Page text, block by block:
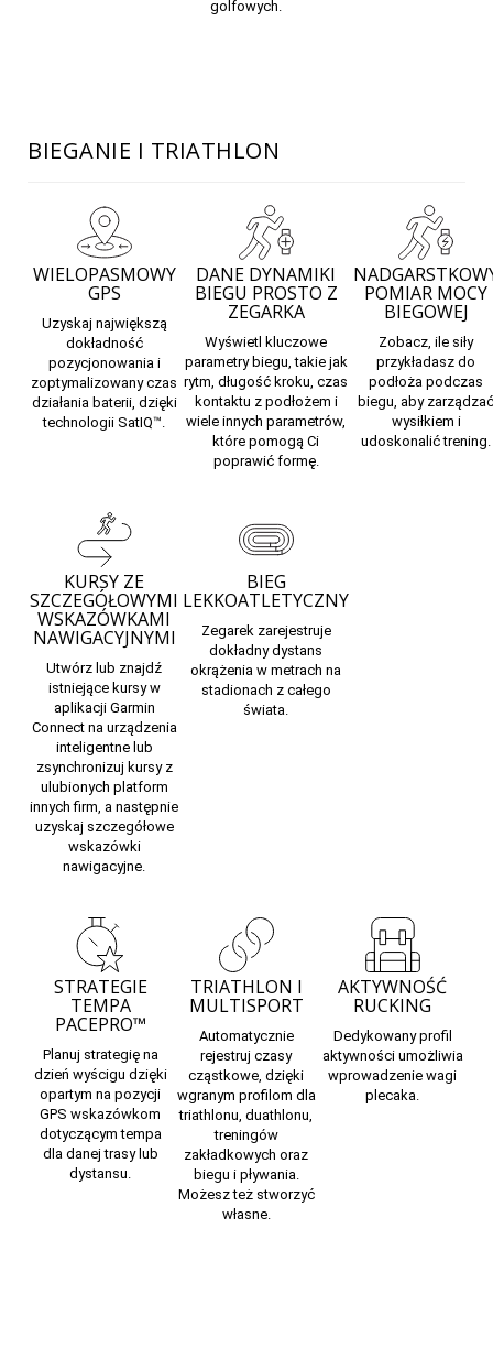
golfowych.
BIEGANIE I TRIATHLON
WIELOPASMOWY
GPS
Uzyskaj największą
dokładność
pozycjonowania i
zoptymalizowany czas
działania baterii, dzięki
technologii SatIQ™.
DANE DYNAMIKI
BIEGU PROSTO Z
ZEGARKA
Wyświetl kluczowe
parametry biegu, takie jak
rytm, długość kroku, czas
kontaktu z podłożem i
wiele innych parametrów,
które pomogą Ci
poprawić formę.
POMIAR MOCY
BIEGOWEJ
Zobacz, ile siły
przykładasz do
podłoża podczas
biegu, aby zarządzać
wysiłkiem i
udoskonalić trening.
KURSY ZE
SZCZEGÓŁOWYMI
WSKAZÓWKAMI
NAWIGACYJNYMI
Utwórz lub znajdź
istniejące kursy w
aplikacji Garmin
Connect na urządzenia
inteligentne lub
zsynchronizuj kursy z
ulubionych platform
innych firm, a następnie
uzyskaj szczegółowe
wskazówki
nawigacyjne.
BIEG
LEKKOATLETYCZNY
Zegarek zarejestruje
dokładny dystans
okrążenia w metrach na
stadionach z całego
świata.
STRATEGIE
TEMPA
PACEPRO™
Planuj strategię na
dzień wyścigu dzięki
opartym na pozycji
GPS wskazówkom
dotyczącym tempa
dla danej trasy lub
dystansu.
TRIATHLON I
MULTISPORT
Automatycznie
rejestruj czasy
cząstkowe, dzięki
wgranym profilom dla
triathlonu, duathlonu,
treningów
zakładkowych oraz
biegu i pływania.
Możesz też stworzyć
własne.
AKTYWNOŚĆ
RUCKING
Dedykowany profil
aktywności umożliwia
wprowadzenie wagi
plecaka.